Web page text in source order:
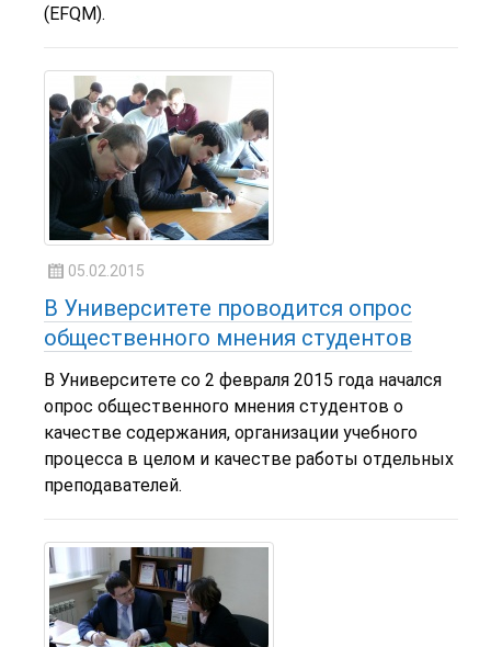
(EFQM).
05.02.2015
В Университете проводится опрос
общественного мнения студентов
В Университете со 2 февраля 2015 года начался
опрос общественного мнения студентов о
качестве содержания, организации учебного
процесса в целом и качестве работы отдельных
преподавателей.